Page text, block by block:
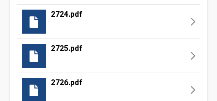
2724.pdf
2725.pdf
2726.pdf